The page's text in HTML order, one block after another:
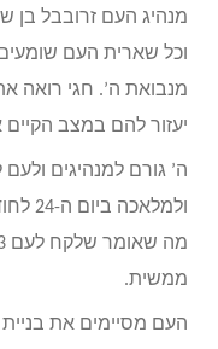
מנהיג העם זרובבל בן
וכל שארית העם
מנבואת ה’. חגי רואה
יעזור להם במצב הקיים
ה’ גורם למנהיגים
ממשית.
העם מסיימים את